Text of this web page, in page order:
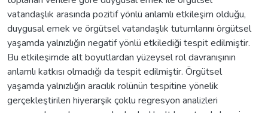
vatandaşlık arasında pozitif yönlü anlamlı etkileşim olduğu,
duygusal emek ve örgütsel vatandaşlık tutumlarını örgütsel
yaşamda yalnızlığın negatif yönlü etkilediği tespit edilmiştir.
Bu etkileşimde alt boyutlardan yüzeysel rol davranışının
anlamlı katkısı olmadığı da tespit edilmiştir. Örgütsel
yaşamda yalnızlığın aracılık rolünün tespitine yönelik
gerçekleştirilen hiyerarşik çoklu regresyon analizleri